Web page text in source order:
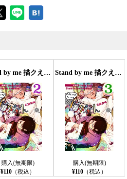
Stand by me 描クえもん 分冊版2
購入(無期限)
¥110 （税込）
Stand by me 描クえもん 分冊版3
購入(無期限)
¥110 （税込）